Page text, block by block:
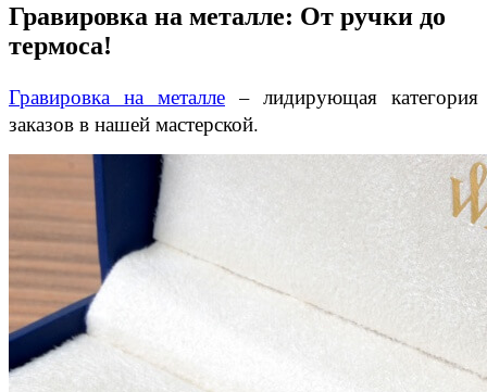
Гравировка на металле: От ручки до
термоса!
Гравировка на металле – лидирующая категория
заказов в нашей мастерской.